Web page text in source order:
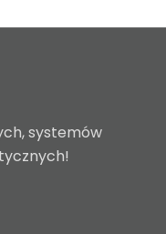
systemów